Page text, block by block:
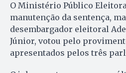
O Ministério Público
manutenção da sentença,
desembargador eleitoral
Júnior, votou pelo
apresentados pelos três